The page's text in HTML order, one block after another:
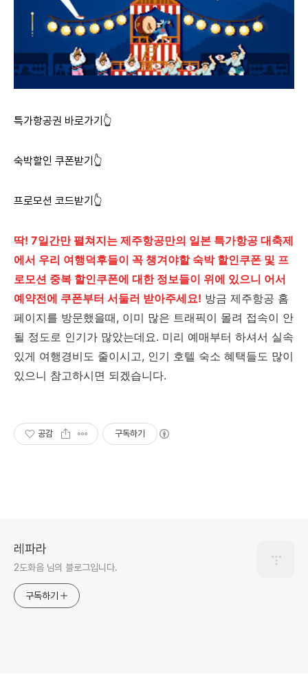
특가항공권 바로가기👆
숙박할인 쿠폰받기👆
프로모션 코드받기👆
딱! 7일간만 펼쳐지는 제주항공만의 일본 특가항공 대축제
에서 우리 여행덕후들이 꼭 챙겨야할 숙박 할인쿠폰 및 프
로모션 중복 할인쿠폰에 대한 정보들이 위에 있으니 어서
예약전에 쿠폰부터 서둘러 받아주세요! 방금 제주항공 홈
페이지를 방문했을때, 이미 많은 트래픽이 몰려 접속이 안
될 정도로 인기가 많았는데요. 미리 예매부터 하셔서 실속
있게 여행경비도 줄이시고, 인기 호텔 숙소 혜택들도 많이
있으니 참고하시면 되겠습니다.
공감 구독하기
레파라
2도화음 님의 블로그입니다.
구독하기